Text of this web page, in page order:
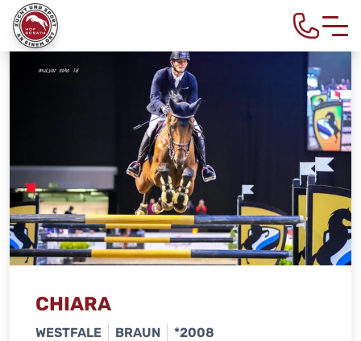
CHIARA
WESTFALE BRAUN *2008